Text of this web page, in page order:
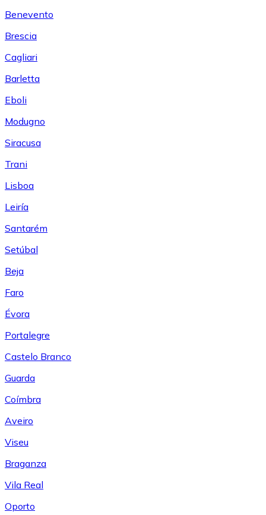
Benevento
Brescia
Cagliari
Barletta
Eboli
Modugno
Siracusa
Trani
Lisboa
Leiría
Santarém
Setúbal
Beja
Faro
Évora
Portalegre
Castelo Branco
Guarda
Coímbra
Aveiro
Viseu
Braganza
Vila Real
Oporto